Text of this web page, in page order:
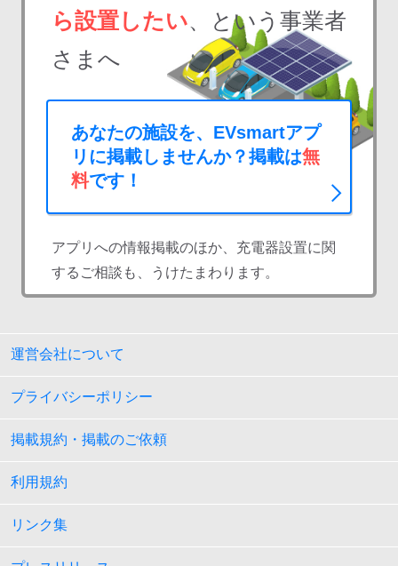
ら設置したい、という事業者
さまへ
あなたの施設を、EVsmartアプ
リに掲載しませんか？掲載は無
料です！
アプリへの情報掲載のほか、充電器設置に関
するご相談も、うけたまわります。
運営会社について
プライバシーポリシー
掲載規約・掲載のご依頼
利用規約
リンク集